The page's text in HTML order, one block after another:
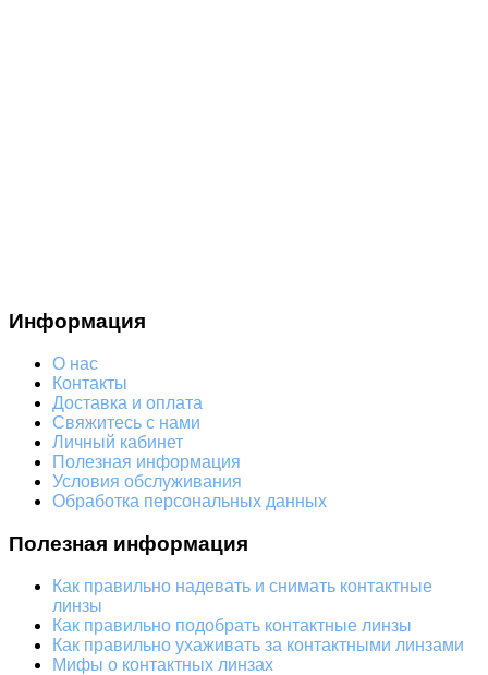
Информация
О нас
Контакты
Доставка и оплата
Свяжитесь с нами
Личный кабинет
Полезная информация
Условия обслуживания
Обработка персональных данных
Полезная информация
Как правильно надевать и снимать контактные
линзы
Как правильно подобрать контактные линзы
Как правильно ухаживать за контактными линзами
Мифы о контактных линзах